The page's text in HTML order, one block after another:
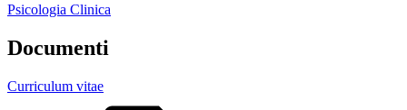
Psicologia Clinica
Documenti
Curriculum vitae